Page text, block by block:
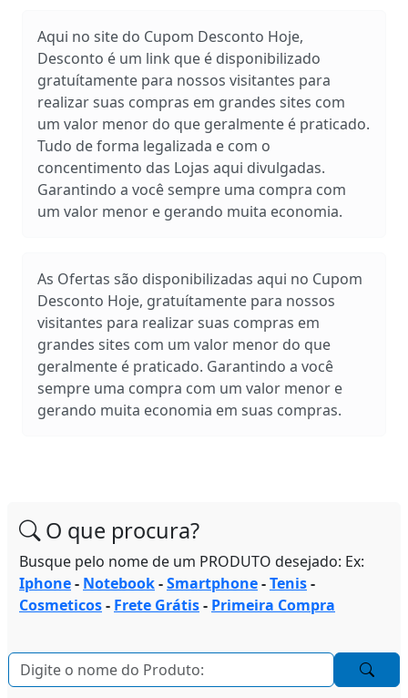
Aqui no site do Cupom Desconto Hoje,
Desconto é um link que é disponibilizado
gratuítamente para nossos visitantes para
realizar suas compras em grandes sites com
um valor menor do que geralmente é praticado.
Tudo de forma legalizada e com o
concentimento das Lojas aqui divulgadas.
Garantindo a você sempre uma compra com
um valor menor e gerando muita economia.
As Ofertas são disponibilizadas aqui no Cupom
Desconto Hoje, gratuítamente para nossos
visitantes para realizar suas compras em
grandes sites com um valor menor do que
geralmente é praticado. Garantindo a você
sempre uma compra com um valor menor e
gerando muita economia em suas compras.
O que procura?
Busque pelo nome de um PRODUTO desejado: Ex:
Iphone- Notebook-Smartphone-Tenis-
Cosmeticos- Frete Grátis- Primeira Compra